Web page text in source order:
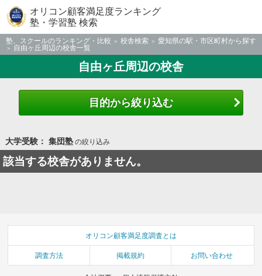
オリコン顧客満足度ランキング
塾・学習塾 検索
塾、スクールのランキング・比較 校舎検索
愛知県の駅・市区町村から探す
自由ヶ丘周辺の校舎一覧
自由ヶ丘周辺の校舎
目的から絞り込む
大学受験： 集団塾の絞り込み
該当する校舎がありません。
オリコン顧客満足度調査とは
調査方法 掲載規約 お問い合わせ